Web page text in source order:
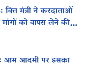
मंत्री ने करदाताओं
को वापस लेने की
आम आदमी पर इसका